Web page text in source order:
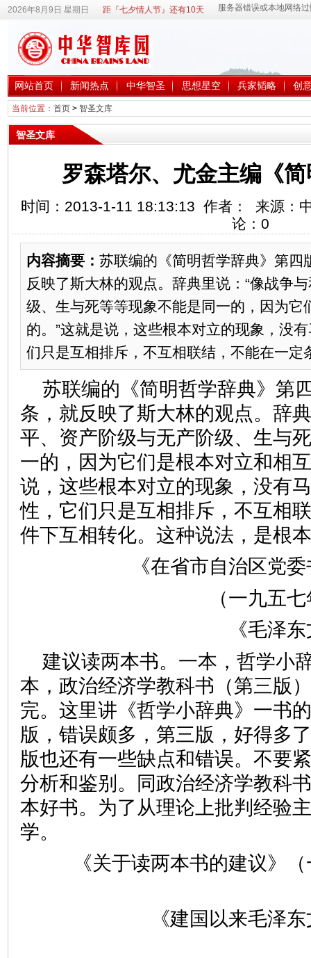
2026年8月9日 星期日 距『七夕情人节』还有10天
网站首页 新闻热点 中华智圣 思想星空 兵家韬略 创
当前位置： 首页> 智圣文库
智圣文库
罗森塔尔、尤金主编《
时间：2013-1-11 18:13:13 作者： 来源：
论： 0
内容摘要： 苏联编的《简明哲学辞典》第四
反映了斯大林的观点。辞典里说：“像战争
级、生与死等等现象不能是同一的，因为它
的。”这就是说，这些根本对立的现象，没
们只是互相排斥，不互相联结，不能在一定
苏联编的《简明哲学辞典》第
条，就反映了斯大林的观点。辞
平、资产阶级与无产阶级、生与
一的，因为它们是根本对立和相
说，这些根本对立的现象，没有
性，它们只是互相排斥，不互相
件下互相转化。这种说法，是根
《在省市自治区党
（一九五
《毛泽
建议读两本书。一本，哲学小
本，政治经济学教科书（第三版
完。这里讲《哲学小辞典》一书
版，错误颇多，第三版，好得多
版也还有一些缺点和错误。不要
分析和鉴别。同政治经济学教科
本好书。为了从理论上批判经验
学。
《关于读两本书的建议》
《建国以来毛泽